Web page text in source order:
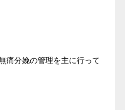
痛分娩の管理を主に行って